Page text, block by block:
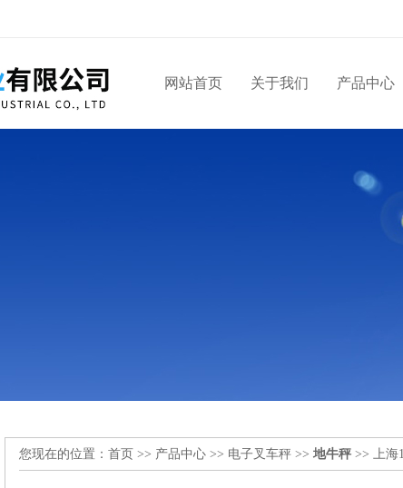
网站首页 关于我们 产品中心
您现在的位置： 首页 >> 产品中心 >> 电子叉车秤 >> 地牛秤 >> 上海